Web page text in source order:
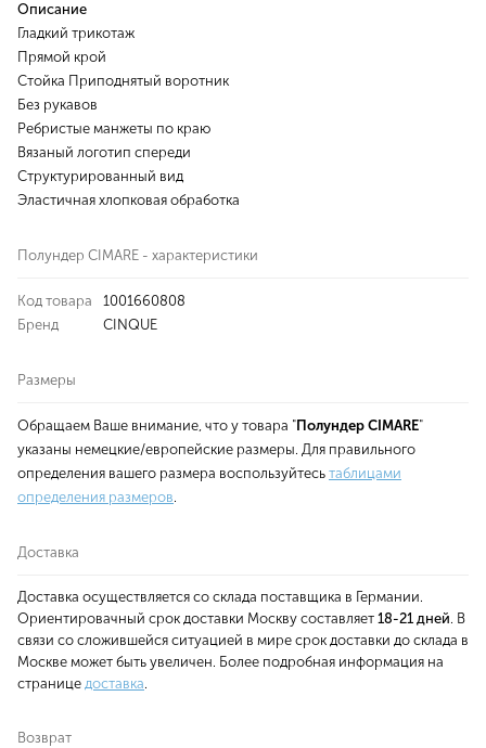
Описание
Гладкий трикотаж
Прямой крой
Стойка Приподнятый воротник
Без рукавов
Ребристые манжеты по краю
Вязаный логотип спереди
Структурированный вид
Эластичная хлопковая обработка
Полундер CIMARE - характеристики
Код товара
1001660808
Бренд
CINQUE
Размеры
Обращаем Ваше внимание, что у товара "Полундер CIMARE"
указаны немецкие/европейские размеры. Для правильного
определения вашего размера воспользуйтесь таблицами
определения размеров.
Доставка
Доставка осуществляется со склада поставщика в Германии.
Ориентировачный срок доставки Москву составляет 18-21 дней. В
связи со сложившейся ситуацией в мире срок доставки до склада в
Москве может быть увеличен. Более подробная информация на
странице доставка.
Возврат